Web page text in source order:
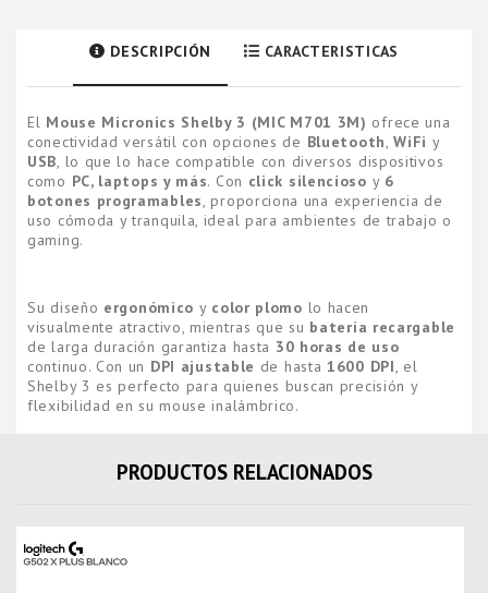
DESCRIPCIÓN CARACTERISTICAS
El Mouse Micronics Shelby 3 (MIC M701 3M) ofrece una
conectividad versátil con opciones de Bluetooth,WiFi y
USB, lo que lo hace compatible con diversos dispositivos
como PC, laptops y más. Con click silencioso y 6
botones programables, proporciona una experiencia de
uso cómoda y tranquila, ideal para ambientes de trabajo o
gaming.
Su diseño ergonómico y color plomo lo hacen
visualmente atractivo, mientras que su batería recargable
de larga duración garantiza hasta 30 horas de uso
continuo. Con un DPI ajustable de hasta1600 DPI, el
Shelby 3 es perfecto para quienes buscan precisión y
flexibilidad en su mouse inalámbrico.
PRODUCTOS RELACIONADOS